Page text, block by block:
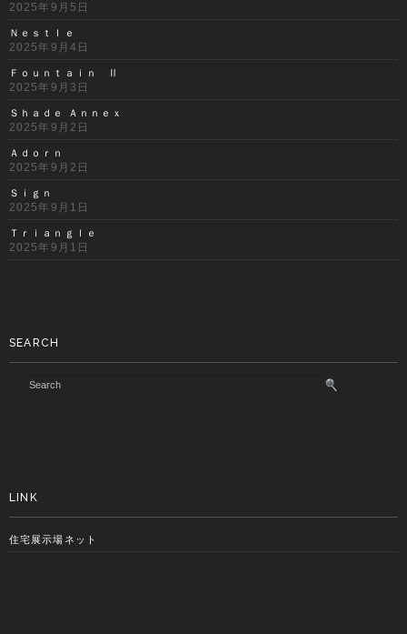
2025年9月5日
Ｎｅｓｔｌｅ
2025年9月4日
Ｆｏｕｎｔａｉｎ Ⅱ
2025年9月3日
Ｓｈａｄｅ Ａｎｎｅｘ
2025年9月2日
Ａｄｏｒｎ
2025年9月2日
Ｓｉｇｎ
2025年9月1日
Ｔｒｉａｎｇｌｅ
2025年9月1日
SEARCH
LINK
住宅展示場ネット